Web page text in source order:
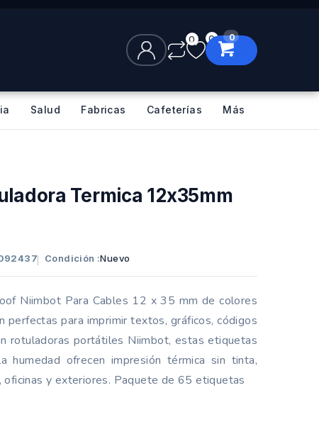
0 0 0
Salud Fabricas Cafeterías Más
Termica 12x35mm
Condición :Nuevo
Niimbot Para Cables 12 x 35 mm de colores
perfectas para imprimir textos, gráficos, códigos
rotuladoras portátiles Niimbot, estas etiquetas
humedad ofrecen impresión térmica sin tinta,
oficinas y exteriores. Paquete de 65 etiquetas